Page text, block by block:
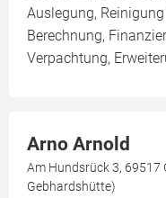
Auslegung,
Berechnung,
Verpachtung,
Arno Arnold
Am Hundsrück 3, 69517
Gebhardshütte)